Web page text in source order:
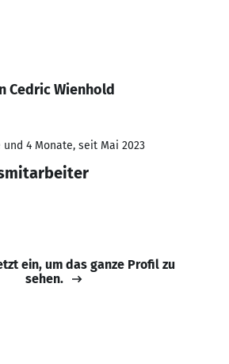
Cedric Wienhold
und 4 Monate, seit Mai 2023
ein, um das ganze Profil zu
sehen.